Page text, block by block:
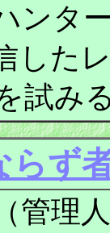
ンタ
した
試
らず
管理